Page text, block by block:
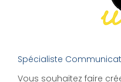
Spécialiste
Vous souhaitez faire